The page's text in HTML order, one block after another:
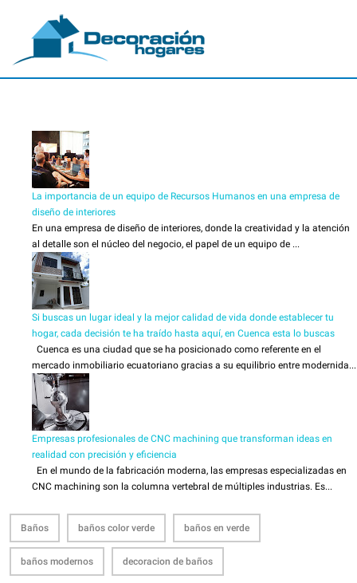
La importancia de un equipo de Recursos Humanos en una empresa de
diseño de interiores
En una empresa de diseño de interiores, donde la creatividad y la atención
al detalle son el núcleo del negocio, el papel de un equipo de ...
Si buscas un lugar ideal y la mejor calidad de vida donde establecer tu
hogar, cada decisión te ha traído hasta aquí, en Cuenca esta lo buscas
Cuenca es una ciudad que se ha posicionado como referente en el
mercado inmobiliario ecuatoriano gracias a su equilibrio entre modernida...
Empresas profesionales de CNC machining que transforman ideas en
realidad con precisión y eficiencia
En el mundo de la fabricación moderna, las empresas especializadas en
CNC machining son la columna vertebral de múltiples industrias. Es...
Baños baños color verde baños en verde
baños modernos decoracion de baños